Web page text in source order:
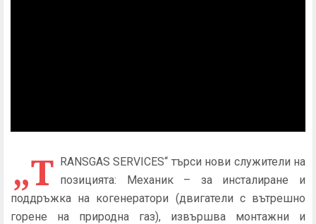
„Т RANSGAS SERVICES“ търси нови служители на
позицията: Механик – за инсталиране и
поддръжка на когенератори (двигатели с вътрешно
горене на природна газ), извършва монтажни и